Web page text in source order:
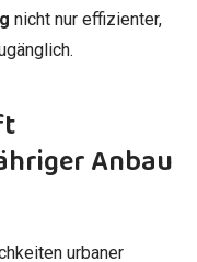
nicht nur effizienter,
Anbau
urbaner